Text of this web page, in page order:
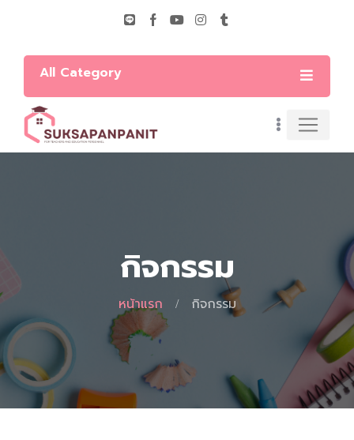
All Category
กิจกรรม
หน้าแรก กิจกรรม